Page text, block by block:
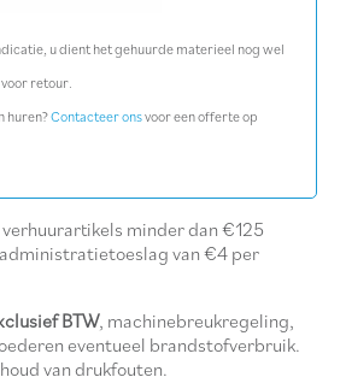
u dient het gehuurde materieel nog wel
retour.
huren?Contacteer onsvoor een offerte op
minder dan €125
van €4 per
BTW, machinebreukregeling,
eventueel brandstofverbruik.
van drukfouten.